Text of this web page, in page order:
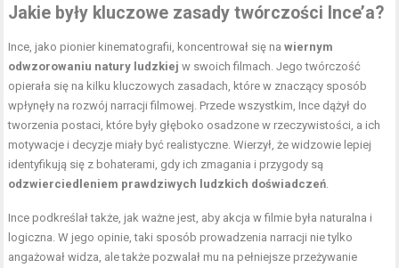
Jakie były kluczowe zasady twórczości Ince’a?
Ince, jako pionier kinematografii, koncentrował się nawiernym
odwzorowaniu natury ludzkiej w swoich filmach. Jego twórczość
opierała się na kilku kluczowych zasadach, które w znaczący sposób
wpłynęły na rozwój narracji filmowej. Przede wszystkim, Ince dążył do
tworzenia postaci, które były głęboko osadzone w rzeczywistości, a ich
motywacje i decyzje miały być realistyczne. Wierzył, że widzowie lepiej
identyfikują się z bohaterami, gdy ich zmagania i przygody są
odzwierciedleniem prawdziwych ludzkich doświadczeń
Ince podkreślał także, jak ważne jest, aby akcja w filmie była naturalna i
logiczna. W jego opinie, taki sposób prowadzenia narracji nie tylko
angażował widza, ale także pozwalał mu na pełniejsze przeżywanie